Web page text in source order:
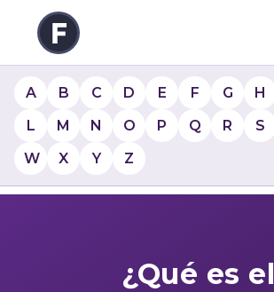
A B C D E F G H
L
M N O P Q R S
W
X Y Z
¿Qué es el